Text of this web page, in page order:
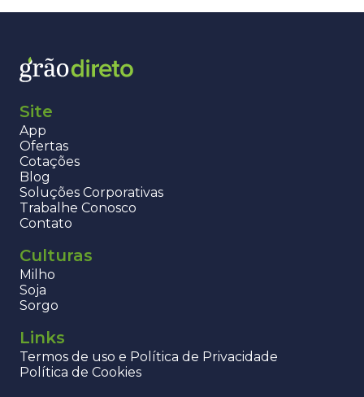
Site
App
Ofertas
Cotações
Blog
Soluções Corporativas
Trabalhe Conosco
Contato
Culturas
Milho
Soja
Sorgo
Links
Termos de uso e Política de Privacidade
Política de Cookies